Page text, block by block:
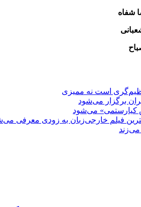
شفاه
است نه ممیزی
برگزار می‌شود
کیارستمی» می‌شود
فیلم خارجی‌زبان به زودی معرفی
می‌زند